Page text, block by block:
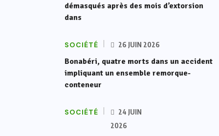
démasqués après des mois d’extorsion
dans
SOCIÉTÉ 26 JUIN 2026
Bonabéri, quatre morts dans un accident
impliquant un ensemble remorque-
conteneur
SOCIÉTÉ
24 JUIN
2026